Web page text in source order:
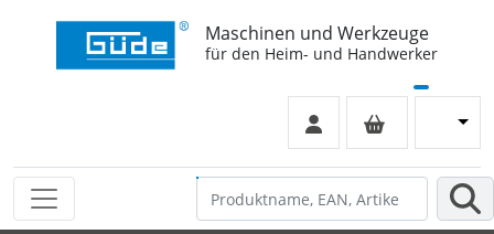
Maschinen und Werkzeuge
für den Heim- und Handwerker